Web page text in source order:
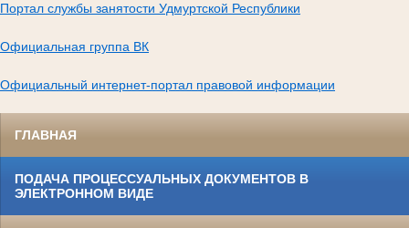
Портал службы занятости Удмуртской Республики
Официальная группа ВК
Официальный интернет-портал правовой информации
ГЛАВНАЯ
ПОДАЧА ПРОЦЕССУАЛЬНЫХ ДОКУМЕНТОВ В
ЭЛЕКТРОННОМ ВИДЕ